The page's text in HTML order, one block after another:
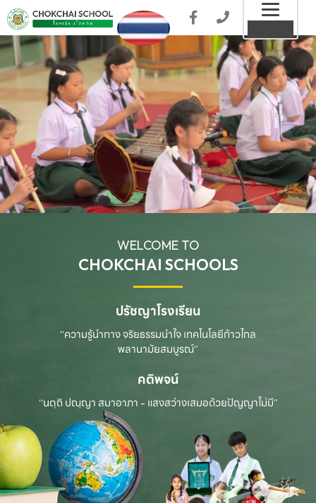
WELCOME TO
CHOKCHAI SCHOOLS
ปรัชญาโรงเรียน
“ความรู้นำทาง จริยธรรมนำใจ เทคโนโลยีก้าวไกล
พลานามัยสมบูรณ์”
คติพจน์
“นตฺถิ ปณฺญา สมาอาภา - แสงสว่างเสมอด้วยปัญญาไม่มี”